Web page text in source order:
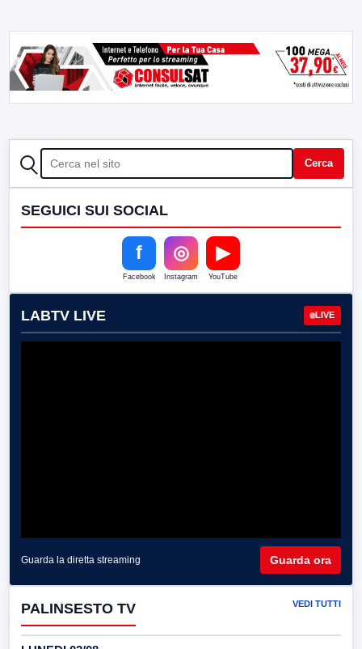
CERCA Cerca
SEGUICI SUI SOCIAL
f
Facebook
◎
Instagram
▶
YouTube
LABTV LIVE LIVE
Guarda la diretta streaming Guarda ora
PALINSESTO TV VEDI TUTTI